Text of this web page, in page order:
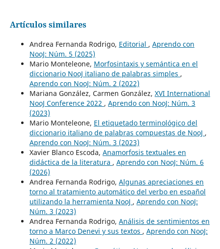
Artículos similares
Andrea Fernanda Rodrigo, Editorial , Aprendo con
NooJ: Núm. 5 (2025)
Mario Monteleone, Morfosintaxis y semántica en el
diccionario NooJ italiano de palabras simples ,
Aprendo con NooJ: Núm. 2 (2022)
Mariana González, Carmen González, XVI International
NooJ Conference 2022 , Aprendo con NooJ: Núm. 3
(2023)
Mario Monteleone, El etiquetado terminológico del
diccionario italiano de palabras compuestas de NooJ ,
Aprendo con NooJ: Núm. 3 (2023)
Xavier Blanco Escoda, Anamorfosis textuales en
didáctica de la literatura , Aprendo con NooJ: Núm. 6
(2026)
Andrea Fernanda Rodrigo, Algunas apreciaciones en
torno al tratamiento automático del verbo en español
utilizando la herramienta NooJ , Aprendo con NooJ:
Núm. 3 (2023)
Andrea Fernanda Rodrigo, Análisis de sentimientos en
torno a Marco Denevi y sus textos , Aprendo con NooJ:
Núm. 2 (2022)